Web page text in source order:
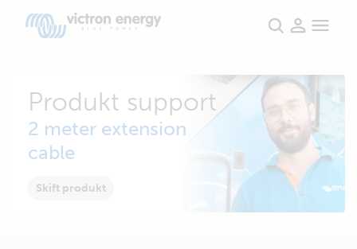
Produkt support
2 meter extension
cable
Skift produkt